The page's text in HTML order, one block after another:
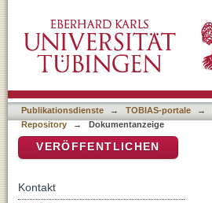
Publikationsdienste → TOBIAS-portale →
Repository
→ Dokumentanzeige
VERÖFFENTLICHEN
Kontakt